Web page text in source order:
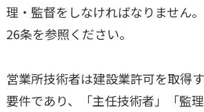
理・監督をしなければなりません
26条を参照ください。
営業所技術者は建設業許可を取得
要件であり、「主任技術者」「監